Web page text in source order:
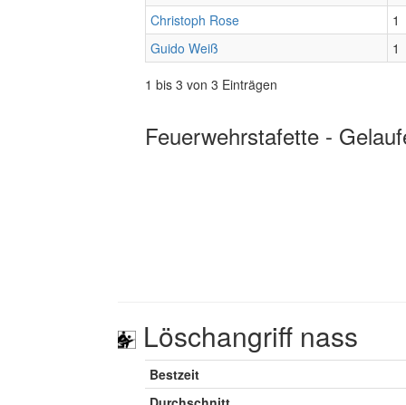
Christoph Rose
1
Guido Weiß
1
1 bis 3 von 3 Einträgen
Feuerwehrstafette -
Löschangriff nass
Bestzeit